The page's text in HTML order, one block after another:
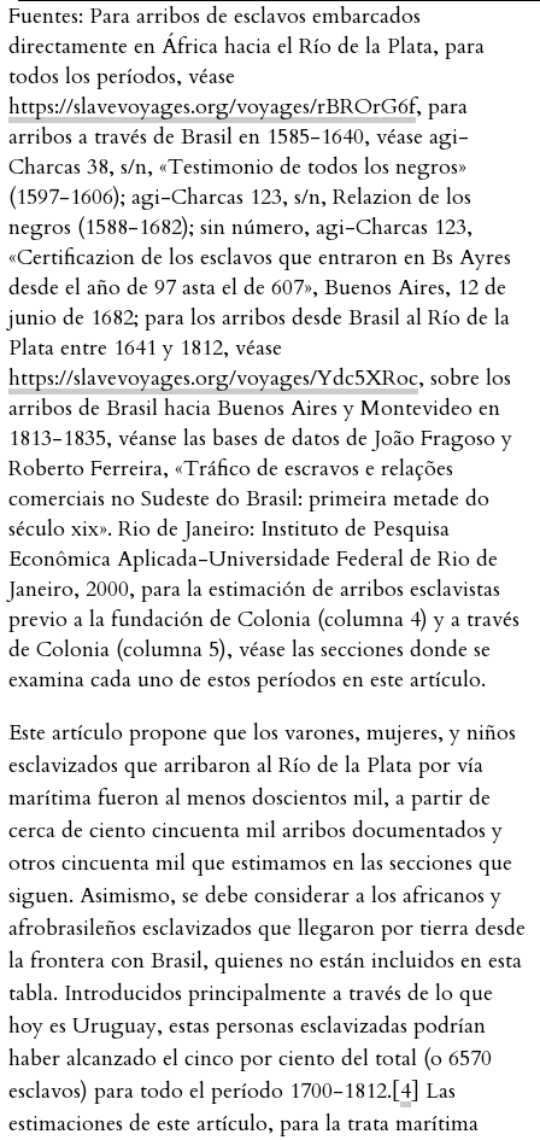
Fuentes: Para arribos de esclavos embarcados
directamente en África hacia el Río de la Plata, para
todos los períodos, véase
https://slavevoyages.org/voyages/rBROrG6f, para
arribos a través de Brasil en 1585-1640, véase agi-
Charcas 38, s/n, «Testimonio de todos los negros»
(1597-1606); agi-Charcas 123, s/n, Relazion de los
negros (1588-1682); sin número, agi-Charcas 123,
«Certificazion de los esclavos que entraron en Bs Ayres
desde el año de 97 asta el de 607», Buenos Aires, 12 de
junio de 1682; para los arribos desde Brasil al Río de la
Plata entre 1641 y 1812, véase
https://slavevoyages.org/voyages/Ydc5XRoc, sobre los
arribos de Brasil hacia Buenos Aires y Montevideo en
1813-1835, véanse las bases de datos de João Fragoso y
Roberto Ferreira, «Tráfico de escravos e relações
comerciais no Sudeste do Brasil: primeira metade do
século xix». Rio de Janeiro: Instituto de Pesquisa
Econômica Aplicada-Universidade Federal de Rio de
Janeiro, 2000, para la estimación de arribos esclavistas
previo a la fundación de Colonia (columna 4) y a través
de Colonia (columna 5), véase las secciones donde se
examina cada uno de estos períodos en este artículo.
Este artículo propone que los varones, mujeres, y niños
esclavizados que arribaron al Río de la Plata por vía
marítima fueron al menos doscientos mil, a partir de
cerca de ciento cincuenta mil arribos documentados y
otros cincuenta mil que estimamos en las secciones que
siguen. Asimismo, se debe considerar a los africanos y
afrobrasileños esclavizados que llegaron por tierra desde
la frontera con Brasil, quienes no están incluidos en esta
tabla. Introducidos principalmente a través de lo que
hoy es Uruguay, estas personas esclavizadas podrían
haber alcanzado el cinco por ciento del total (o 6570
esclavos) para todo el período 1700-1812.[4] Las
estimaciones de este artículo, para la trata marítima